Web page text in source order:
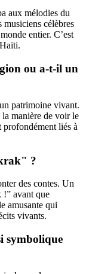
aux mélodies du
musiciens célèbres
entier. C’est
ou a-t-il un
patrimoine vivant.
la manière de voir le
profondément liés à
?
des contes. Un
!” avant que
amusante qui
vivants.
symbolique